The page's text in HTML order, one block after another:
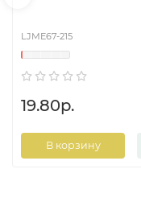
LJME67-215
19.80р.
В корзину